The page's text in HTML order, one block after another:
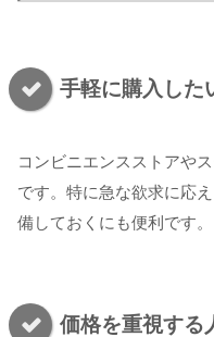
手軽に購入した
コンビニエンスストアや
です。特に急な欲求に応
備しておくにも便利です。
価格を重視する